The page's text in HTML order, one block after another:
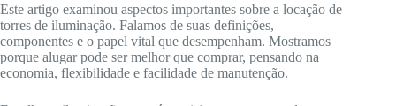
Este artigo examinou aspectos importantes sobre a locação de
torres de iluminação. Falamos de suas definições,
componentes e o papel vital que desempenham. Mostramos
porque alugar pode ser melhor que comprar, pensando na
economia, flexibilidade e facilidade de manutenção.